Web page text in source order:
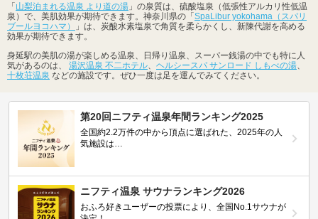
「山梨泊まれる温泉 より道の湯 」の泉質は、硫酸塩泉（低張性アルカリ性低温
泉）で、美肌効果が期待できます。神奈川県の「SpaLibur yokohama（スパリ
ブールヨコハマ）
」は、炭酸水素塩泉で角質を柔らかくし、新陳代謝を高める
効果が期待できます。
身延駅の美肌の湯が楽しめる温泉、日帰り温泉、スーパー銭湯の中でも特に人
気があるのは、 湯沢温泉 不二ホテル ヘルシースパ サンロード しもべの湯
十枚荘温泉 などの施設です。ぜひ一度は足を運んでみてください。
第20回ニフティ温泉年間ランキング2025
全国約2.2万件の中から頂点に選ばれた、2025年の人
気施設は…
ニフティ温泉 サウナランキング2026
おふろ好きユーザーの投票により、全国No.1サウナが